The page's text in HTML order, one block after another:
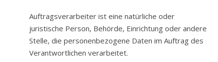
Auftragsverarbeiter ist eine natürliche oder
juristische Person, Behörde, Einrichtung oder andere
Stelle, die personenbezogene Daten im Auftrag des
Verantwortlichen verarbeitet.